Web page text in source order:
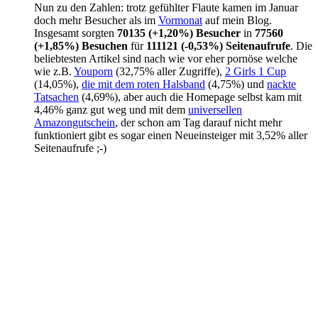
Nun zu den Zahlen: trotz gefühlter Flaute kamen im Januar
doch mehr Besucher als im Vormonat auf mein Blog.
Insgesamt sorgten 70135 (+1,20%) Besucher in 77560
(+1,85%) Besuchen für 111121 (-0,53%) Seitenaufrufe. Die
beliebtesten Artikel sind nach wie vor eher pornöse welche
wie z.B. Youporn (32,75% aller Zugriffe), 2 Girls 1 Cup
(14,05%), die mit dem roten Halsband (4,75%) und nackte
Tatsachen (4,69%), aber auch die Homepage selbst kam mit
4,46% ganz gut weg und mit dem universellen
Amazongutschein, der schon am Tag darauf nicht mehr
funktioniert gibt es sogar einen Neueinsteiger mit 3,52% aller
Seitenaufrufe ;-)